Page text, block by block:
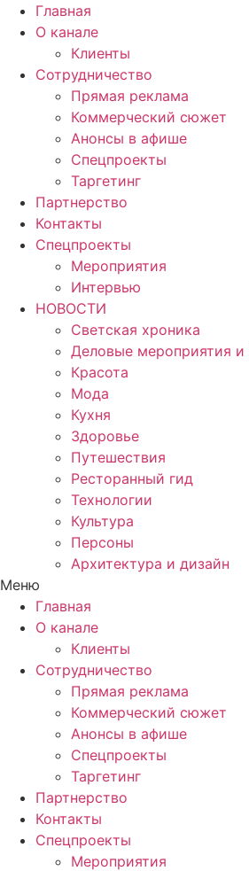
Главная
О канале
Клиенты
Сотрудничество
Прямая реклама
Коммерческий сюжет
Анонсы в афише
Cпецпроекты
Таргетинг
Партнерство
Контакты
Спецпроекты
Мероприятия
Интервью
НОВОСТИ
Светская хроника
Деловые мероприятия и
Красота
Мода
Кухня
Здоровье
Путешествия
Ресторанный гид
Технологии
Культура
Персоны
Архитектура и дизайн
Меню
Главная
О канале
Клиенты
Сотрудничество
Прямая реклама
Коммерческий сюжет
Анонсы в афише
Cпецпроекты
Таргетинг
Партнерство
Контакты
Спецпроекты
Мероприятия